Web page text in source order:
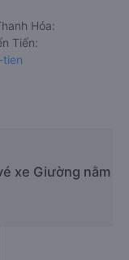
Hóa:
Tiến:
xe Giường nằm